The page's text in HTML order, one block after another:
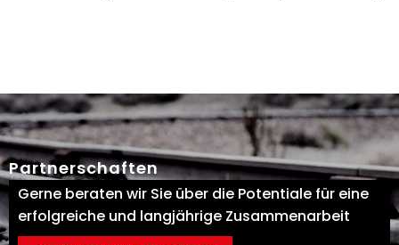
Partnerschaften
Gerne beraten wir Sie über die Potentiale für eine
erfolgreiche und langjährige Zusammenarbeit